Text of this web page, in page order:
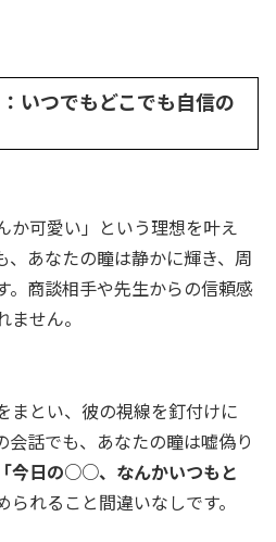
いつでもどこでも自信の
か可愛い」という理想を叶え
、あなたの瞳は静かに輝き、周
。商談相手や先生からの信頼感
せん。
まとい、彼の視線を釘付けに
会話でも、あなたの瞳は嘘偽り
「今日の○○、なんかいつもと
られること間違いなしです。